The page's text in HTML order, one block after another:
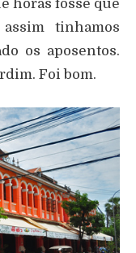
horas fosse que
tinhamos
os aposentos.
Foi bom.